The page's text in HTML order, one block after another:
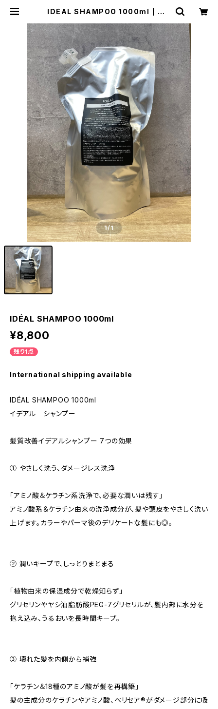
IDÉAL SHAMPOO 1000ml | MA
1/1
IDÉAL SHAMPOO 1000ml
¥8,800
残り1点
International shipping available
IDÉAL SHAMPOO 1000ml
イデアル シャンプー
髪質改善イデアルシャンプー 7つの効果
① やさしく洗う、ダメージレス洗浄
「アミノ酸＆ケラチン系洗浄で、必要な潤いは残す」
アミノ酸系＆ケラチン由来の洗浄成分が、髪や頭皮をやさしく洗い
上げます。カラーやパーマ後のデリケートな髪にも◎。
② 潤いキープで、しっとりまとまる
「植物由来の保湿成分で乾燥知らず」
グリセリンやヤシ油脂肪酸PEG-7グリセリルが、髪内部に水分を
抱え込み、うるおいを長時間キープ。
③ 壊れた髪を内側から補強
「ケラチン＆18種のアミノ酸が髪を再構築」
髪の主成分のケラチンやアミノ酸、ペリセア®がダメージ部分に吸